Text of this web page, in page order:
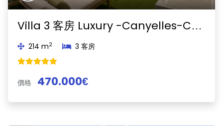
Villa 3 客房 Luxury -Canyelles-Canyelles
214 m2 3 客房
價格 470.000€